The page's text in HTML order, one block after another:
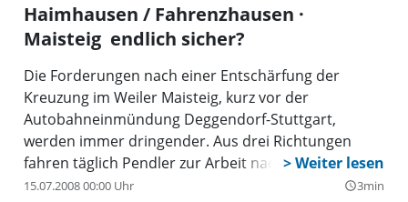
Haimhausen / Fahrenzhausen ·
Maisteig  endlich sicher?
Die Forderungen nach einer Entschärfung der
Kreuzung im Weiler Maisteig, kurz vor der
Autobahneinmündung Deggendorf-Stuttgart,
werden immer dringender. Aus drei Richtungen
fahren täglich Pendler zur Arbeit nach München und
wieder zurück.
15.07.2008 00:00 Uhr query_builder3min